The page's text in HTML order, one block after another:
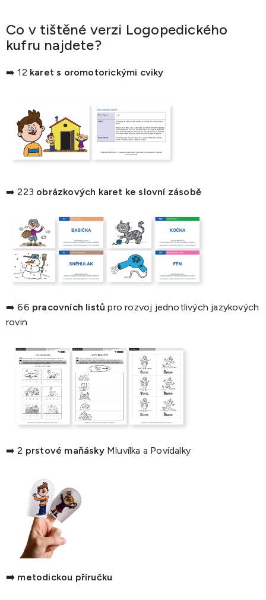
Co v tištěné verzi Logopedického
kufru najdete?
➡️ 12 karet s oromotorickými cviky
➡️ 223 obrázkových karet ke slovní zásobě
➡️ 66 pracovních listů pro rozvoj jednotlivých jazykových
rovin
➡️ 2 prstové maňáskyMluvílka a Povídalky
➡️ metodickou příručku